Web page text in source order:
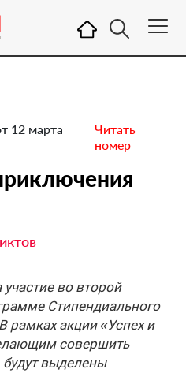
12 марта
Читать
номер
во второй
Стипендиального
акции «Успех и
совершить
будут выделены